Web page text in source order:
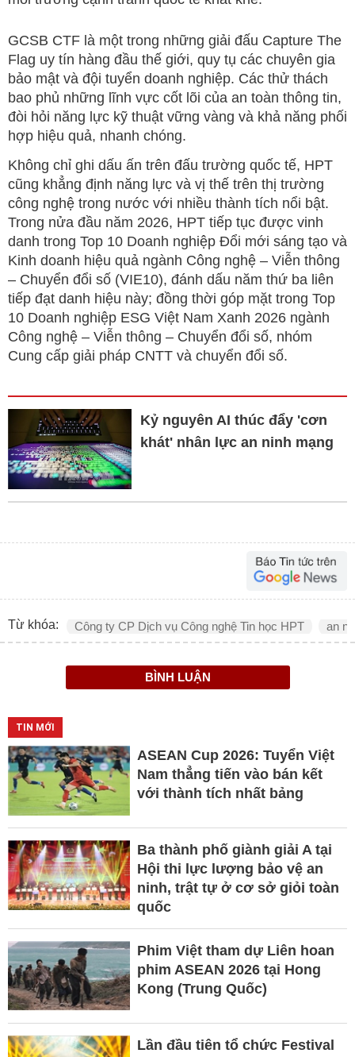
GCSB CTF là một trong những giải đấu Capture The
Flag uy tín hàng đầu thế giới, quy tụ các chuyên gia
bảo mật và đội tuyển doanh nghiệp. Các thử thách
bao phủ những lĩnh vực cốt lõi của an toàn thông tin,
đòi hỏi năng lực kỹ thuật vững vàng và khả năng phối
hợp hiệu quả, nhanh chóng.
Không chỉ ghi dấu ấn trên đấu trường quốc tế, HPT
cũng khẳng định năng lực và vị thế trên thị trường
công nghệ trong nước với nhiều thành tích nổi bật.
Trong nửa đầu năm 2026, HPT tiếp tục được vinh
danh trong Top 10 Doanh nghiệp Đổi mới sáng tạo và
Kinh doanh hiệu quả ngành Công nghệ – Viễn thông
– Chuyển đổi số (VIE10), đánh dấu năm thứ ba liên
tiếp đạt danh hiệu này; đồng thời góp mặt trong Top
10 Doanh nghiệp ESG Việt Nam Xanh 2026 ngành
Công nghệ – Viễn thông – Chuyển đổi số, nhóm
Cung cấp giải pháp CNTT và chuyển đổi số.
Kỷ nguyên AI thúc đẩy 'cơn
khát' nhân lực an ninh mạng
Từ khóa: Công ty CP Dịch vụ Công nghệ Tin học HPT an
BÌNH LUẬN
TIN MỚI
ASEAN Cup 2026: Tuyển Việt
Nam thẳng tiến vào bán kết
với thành tích nhất bảng
Ba thành phố giành giải A tại
Hội thi lực lượng bảo vệ an
ninh, trật tự ở cơ sở giỏi toàn
quốc
Phim Việt tham dự Liên hoan
phim ASEAN 2026 tại Hong
Kong (Trung Quốc)
Lần đầu tiên tổ chức Festival